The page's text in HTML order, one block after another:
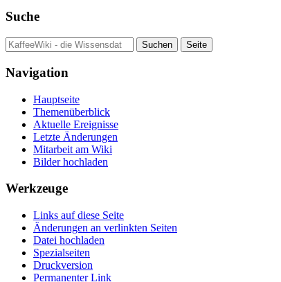
Suche
Navigation
Hauptseite
Themenüberblick
Aktuelle Ereignisse
Letzte Änderungen
Mitarbeit am Wiki
Bilder hochladen
Werkzeuge
Links auf diese Seite
Änderungen an verlinkten Seiten
Datei hochladen
Spezialseiten
Druckversion
Permanenter Link